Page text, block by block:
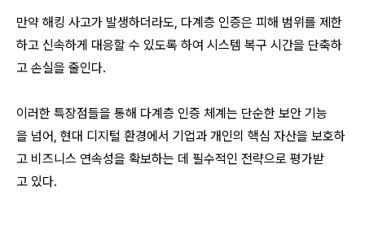
만약 해킹 사고가 발생하더라도, 다계층 인증은 피해 범위를 제한
하고 신속하게 대응할 수 있도록 하여 시스템 복구 시간을 단축하
고 손실을 줄인다.
이러한 특장점들을 통해 다계층 인증 체계는 단순한 보안 기능
을 넘어, 현대 디지털 환경에서 기업과 개인의 핵심 자산을 보호하
고 비즈니스 연속성을 확보하는 데 필수적인 전략으로 평가받
고 있다.